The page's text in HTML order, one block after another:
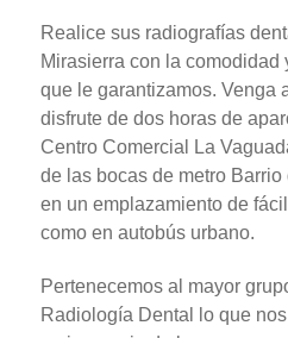
Realice sus radiografías
Mirasierra con la
que le garantizamos. Venga
disfrute de dos horas de
Centro Comercial La
de las bocas de metro
en un emplazamiento de
como en autobús urbano.
Pertenecemos al mayor
Radiología Dental lo que